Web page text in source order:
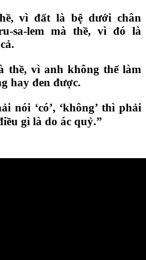
vì đất là bệ dưới chân
sa-lem mà thề, vì đó là
thề, vì anh không thể làm
hay đen được.
nói ‘có’, ‘không’ thì phải
gì là do ác quỷ.”